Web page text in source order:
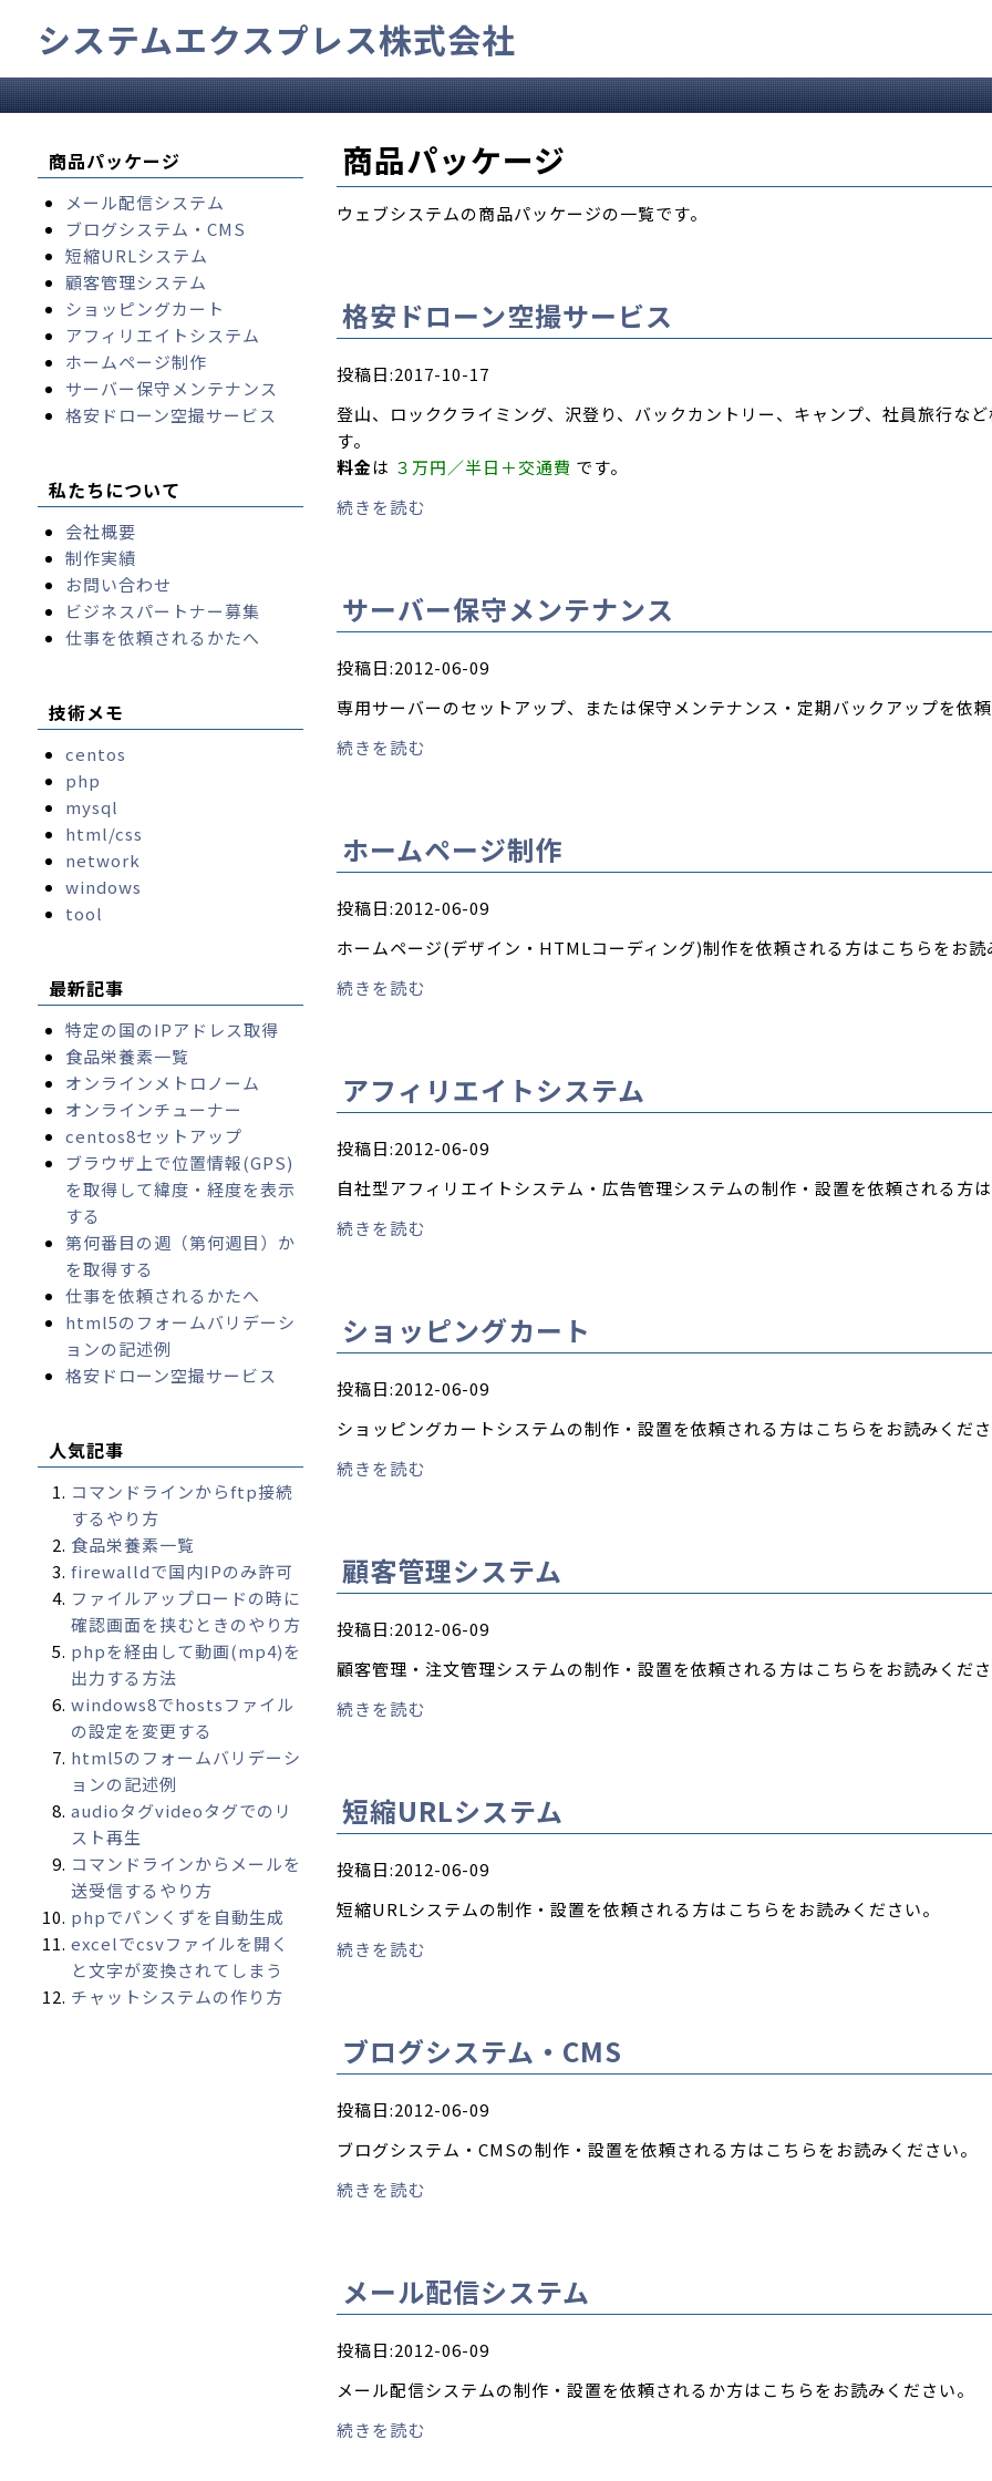
システムエクスプレス株式会社
商品パッケージ
ウェブシステムの商品パッケージの一覧です。
格安ドローン空撮サービス
投稿日:2017-10-17
登山、ロッククライミング、沢登り、バックカントリー、キャンプ、社員旅行な
す。
料金は ３万円／半日＋交通費 です。
続きを読む
サーバー保守メンテナンス
投稿日:2012-06-09
専用サーバーのセットアップ、または保守メンテナンス・定期バックアップを依
続きを読む
ホームページ制作
投稿日:2012-06-09
ホームページ(デザイン・HTMLコーディング)制作を依頼される方はこちらをお読
続きを読む
アフィリエイトシステム
投稿日:2012-06-09
自社型アフィリエイトシステム・広告管理システムの制作・設置を依頼される方
続きを読む
ショッピングカート
投稿日:2012-06-09
ショッピングカートシステムの制作・設置を依頼される方はこちらをお読みくだ
続きを読む
顧客管理システム
投稿日:2012-06-09
顧客管理・注文管理システムの制作・設置を依頼される方はこちらをお読みくだ
続きを読む
短縮URLシステム
投稿日:2012-06-09
短縮URLシステムの制作・設置を依頼される方はこちらをお読みください。
続きを読む
ブログシステム・CMS
投稿日:2012-06-09
ブログシステム・CMSの制作・設置を依頼される方はこちらをお読みください。
続きを読む
メール配信システム
投稿日:2012-06-09
メール配信システムの制作・設置を依頼されるか方はこちらをお読みください。
続きを読む
商品パッケージ
メール配信システム
ブログシステム・CMS
短縮URLシステム
顧客管理システム
ショッピングカート
アフィリエイトシステム
ホームページ制作
サーバー保守メンテナンス
格安ドローン空撮サービス
私たちについて
会社概要
制作実績
お問い合わせ
ビジネスパートナー募集
仕事を依頼されるかたへ
技術メモ
centos
php
mysql
html/css
network
windows
tool
最新記事
特定の国のIPアドレス取得
食品栄養素一覧
オンラインメトロノーム
オンラインチューナー
centos8セットアップ
ブラウザ上で位置情報(GPS)
を取得して緯度・経度を表示
する
第何番目の週（第何週目）か
を取得する
仕事を依頼されるかたへ
html5のフォームバリデーシ
ョンの記述例
格安ドローン空撮サービス
人気記事
コマンドラインからftp接続
するやり方
食品栄養素一覧
firewalldで国内IPのみ許可
ファイルアップロードの時に
確認画面を挟むときのやり方
phpを経由して動画(mp4)を
出力する方法
windows8でhostsファイル
の設定を変更する
html5のフォームバリデーシ
ョンの記述例
audioタグvideoタグでのリ
スト再生
コマンドラインからメールを
送受信するやり方
phpでパンくずを自動生成
excelでcsvファイルを開く
と文字が変換されてしまう
チャットシステムの作り方